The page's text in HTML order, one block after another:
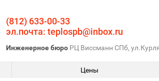
(812) 633-00-33
эл.почта: teplospb@inbox.ru
Инженерное бюро РЦ Виссманн СПб,
Цены